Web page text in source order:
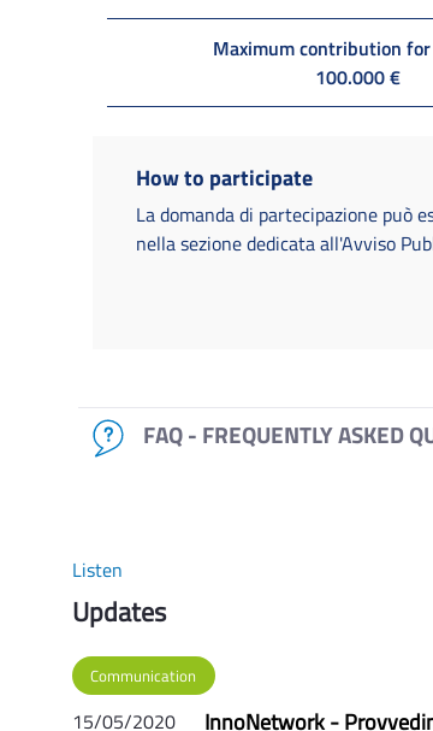
Maximum contribution
100.000 €
How to participate
La domanda di partecipazione può
nella sezione dedicata all'Avviso
FAQ - FREQUENTLY ASKED
Listen
Updates
Communication
15/05/2020 InnoNetwork -